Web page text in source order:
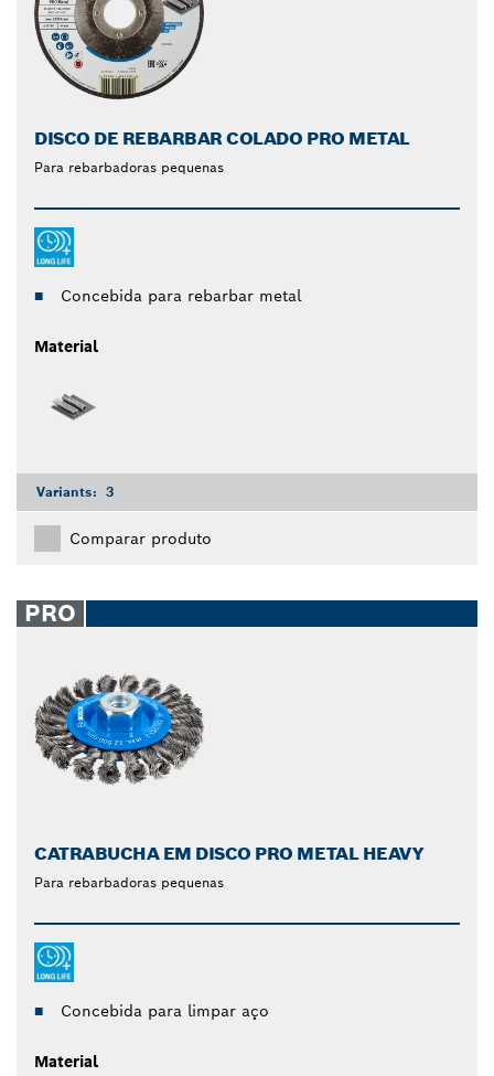
DISCO DE REBARBAR COLADO PRO METAL
Para rebarbadoras pequenas
Concebida para rebarbar metal
Material
Variants: 3
Comparar produto
PRO
CATRABUCHA EM DISCO PRO METAL HEAVY
Para rebarbadoras pequenas
Concebida para limpar aço
Material